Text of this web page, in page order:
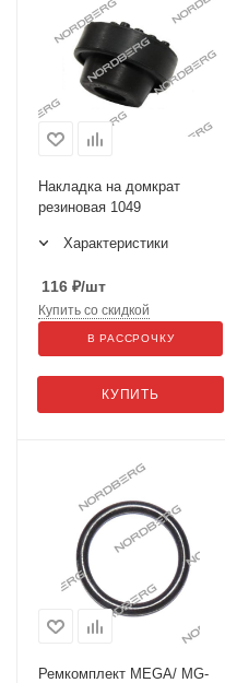
Накладка на домкрат
резиновая 1049
Характеристики
116 ₽/шт
КУПИТЬ
Купить со скидкой
В РАССРОЧКУ
Ремкомплект MEGA/ MG-